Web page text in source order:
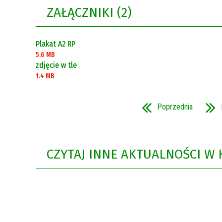
Rok 2021
ZAŁĄCZNIKI (2)
Plakat A2 RP
5.6 MB
zdjęcie w tle
1.4 MB
Poprzednia
CZYTAJ INNE AKTUALNOŚCI W